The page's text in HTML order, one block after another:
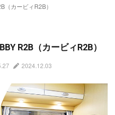
（カービィR2B）
R2B（カービィR2B）
2024.12.03